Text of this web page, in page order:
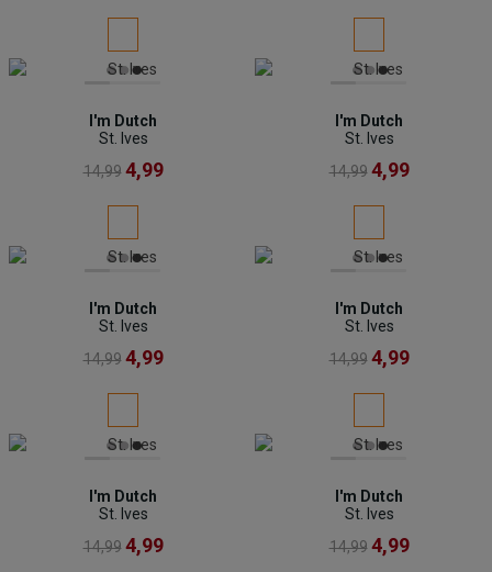
I'm Dutch
St. Ives
14,99 4,99
I'm Dutch
St. Ives
14,99 4,99
I'm Dutch
St. Ives
14,99 4,99
I'm Dutch
St. Ives
14,99 4,99
I'm Dutch
St. Ives
14,99 4,99
I'm Dutch
St. Ives
14,99 4,99